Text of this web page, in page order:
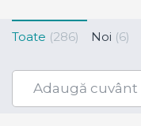
Toate (286) Noi (6)